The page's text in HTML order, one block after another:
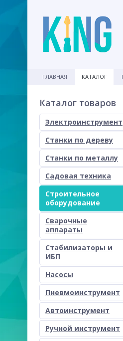
ГЛАВНАЯ КАТАЛОГ
Каталог товаров
Электроинструмент
Станки по дереву
Станки по металлу
Садовая техника
Строительное
оборудование
Сварочные
аппараты
Стабилизаторы и
ИБП
Насосы
Пневмоинструмент
Автоинструмент
Ручной инструмент